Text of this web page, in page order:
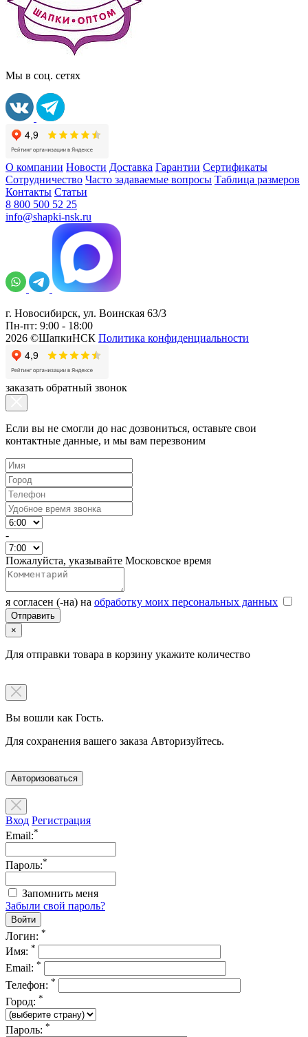
Мы в соц. сетях
О компании Новости Доставка Гарантии Сертификаты
Сотрудничество Часто задаваемые вопросы Таблица размеров
Контакты Статьи
8 800 500 52 25
info@shapki-nsk.ru
г. Новосибирск, ул. Воинская 63/3
Пн-пт: 9:00 - 18:00
2026 ©ШапкиНСК Политика конфиденциальности
заказать обратный звонок
Если вы не смогли до нас дозвониться, оставьте свои
контактные данные, и мы вам перезвоним
-
Пожалуйста, указывайте Московское время
я согласен (-на) на обработку моих персональных данных
×
Для отправки товара в корзину укажите количество
Вы вошли как Гость.
Для сохранения вашего заказа Авторизуйтесь.
Авторизоваться
Вход Регистрация
Email:*
Пароль:*
Запомнить меня
Забыли свой пароль?
Логин: *
Имя: *
Email: *
Телефон: *
Город: *
Пароль: *